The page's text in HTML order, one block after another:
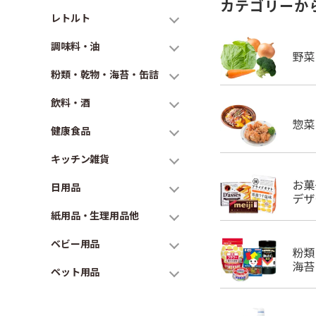
レトルト
調味料・油
粉類・乾物・海苔・缶詰
飲料・酒
健康食品
キッチン雑貨
日用品
紙用品・生理用品他
ベビー用品
ペット用品
カテゴリーか